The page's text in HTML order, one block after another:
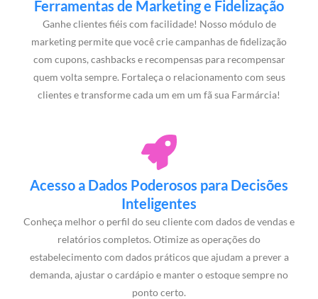
Ferramentas de Marketing e Fidelização
Ganhe clientes fiéis com facilidade! Nosso módulo de
marketing permite que você crie campanhas de fidelização
com cupons, cashbacks e recompensas para recompensar
quem volta sempre. Fortaleça o relacionamento com seus
clientes e transforme cada um em um fã sua Farmárcia!
Acesso a Dados Poderosos para Decisões
Inteligentes
Conheça melhor o perfil do seu cliente com dados de vendas e
relatórios completos. Otimize as operações do
estabelecimento com dados práticos que ajudam a prever a
demanda, ajustar o cardápio e manter o estoque sempre no
ponto certo.